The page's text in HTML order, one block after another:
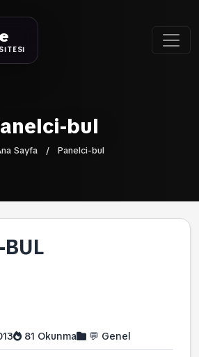
bul
Sayfa / Panelci-bul
81 Okunma 💬 Genel